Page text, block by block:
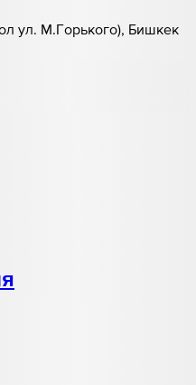
ул. М.Горького), Бишкек